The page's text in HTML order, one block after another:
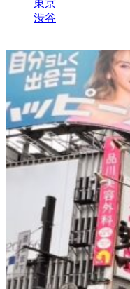
東京
渋谷